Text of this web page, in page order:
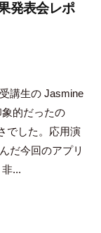
発表会レポ
講生の Jasmine
的だったの
でした。応用演
だ今回のアプリ
...